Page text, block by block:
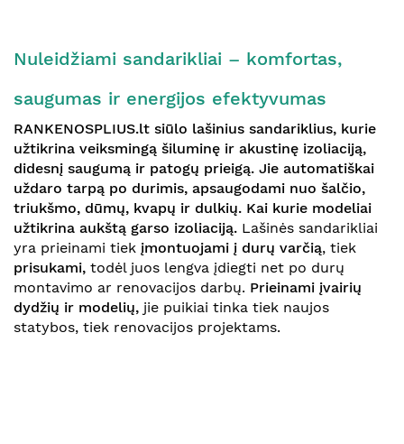
Nuleidžiami sandarikliai – komfortas,
saugumas ir energijos efektyvumas
RANKENOSPLIUS.lt siūlo lašinius sandariklius, kurie
užtikrina veiksmingą šiluminę ir akustinę izoliaciją,
didesnį saugumą ir patogų prieigą. Jie automatiškai
uždaro tarpą po durimis, apsaugodami nuo šalčio,
triukšmo, dūmų, kvapų ir dulkių. Kai kurie modeliai
užtikrina aukštą garso izoliaciją. Lašinės sandarikliai
yra prieinami tiek įmontuojami į durų varčią, tiek
prisukami, todėl juos lengva įdiegti net po durų
montavimo ar renovacijos darbų. Prieinami įvairių
dydžių ir modelių, jie puikiai tinka tiek naujos
statybos, tiek renovacijos projektams.